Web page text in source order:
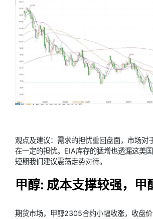
观点及建议：需求的担忧重回盘面，市场对
在一定的担忧。EIA库存的猛增也透漏这美国
短期我们建议震荡走势对待。
甲醇: 成本支撑较强，甲
期货市场，甲醇2305合约小幅收涨，收盘